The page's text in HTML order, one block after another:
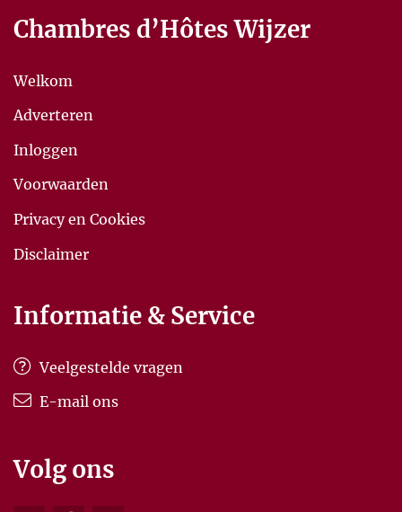
Chambres d’Hôtes Wijzer
Welkom
Adverteren
Inloggen
Voorwaarden
Privacy en Cookies
Disclaimer
Informatie & Service
Veelgestelde vragen
E-mail ons
Volg ons